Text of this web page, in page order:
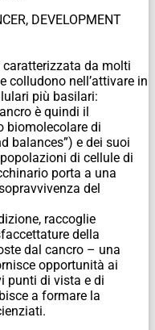
DEVELOPMENT
da molti
colludono nell’attivare in
più basilari:
è quindi il
biomolecolare di
balances”) e dei suoi
di cellule di
porta a una
del
raccoglie
della
dal cancro – una
opportunità ai
punti di vista e di
a formare la